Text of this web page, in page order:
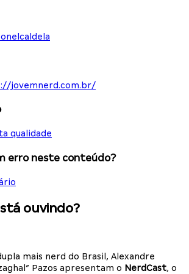
jovemnerd.com.br/
qualidade
erro neste conteúdo?
ouvindo?
mais nerd do Brasil, Alexandre
Pazos apresentam o NerdCast, o